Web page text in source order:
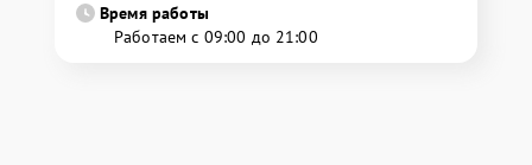
Время работы
Работаем с 09:00 до 21:00